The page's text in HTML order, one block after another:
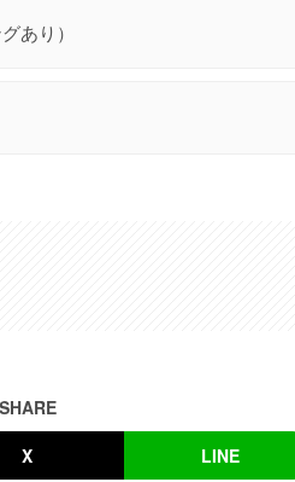
あり）
SHARE
X LINE